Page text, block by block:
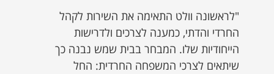
"לראשונה וולט התאימה את השירות לקהל
החרדי והדתי, כמענה לצרכים ולדרישות
הייחודיות שלו. המבחר בבית שמש נבנה כך
שיתאים לצרכי המשפחה החרדית: החל